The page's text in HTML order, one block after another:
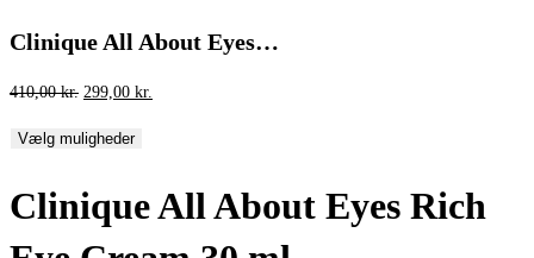
Clinique All About Eyes…
410,00kr. Den
pris
410,00 kr..
299,00 kr.
299,00 kr..
Vælg muligheder
Clinique All About Eyes Rich